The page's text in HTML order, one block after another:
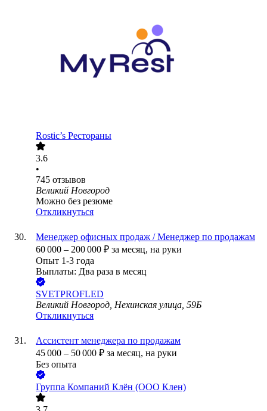
Rostic’s Рестораны
3.6
•
745 отзывов
Великий Новгород
Можно без резюме
Откликнуться
Менеджер офисных продаж / Менеджер по продажам
60 000 – 200 000 ₽ за месяц, на руки
Опыт 1-3 года
Выплаты: Два раза в месяц
SVETPROFLED
Великий Новгород, Нехинская улица, 59Б
Откликнуться
Ассистент менеджера по продажам
45 000 – 50 000 ₽ за месяц, на руки
Без опыта
Группа Компаний Клён (ООО Клен)